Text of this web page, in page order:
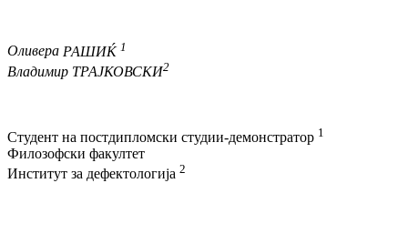
Оливера РАШИЌ 1
Владимир ТРАЈКОВСКИ2
Студент на постдипломски студии-демонстратор 1
Филозофски факултет
Институт за дефектологија 2